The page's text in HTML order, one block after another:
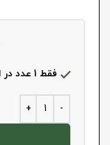
فقط 1 عدد در انبار موجود است